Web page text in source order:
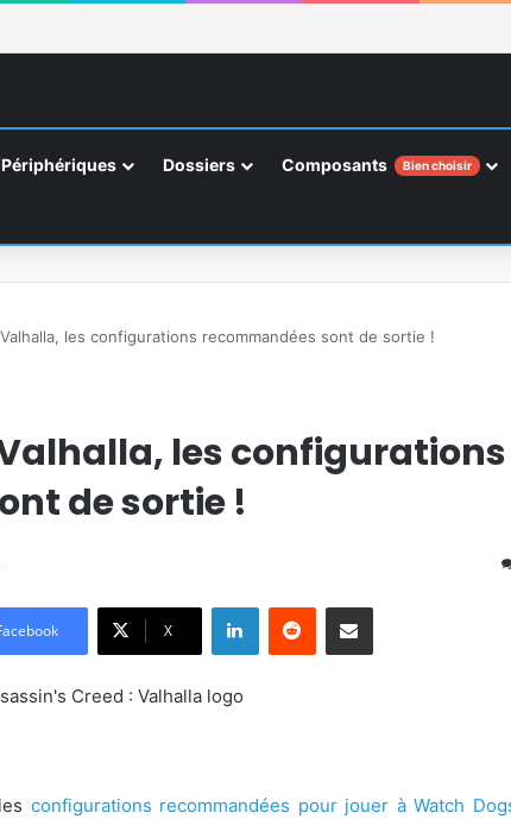
Périphériques Dossiers Composants Bien choisir
Valhalla, les configurations recommandées sont de sortie !
les configurations
de sortie !
X
LinkedinReddit Pargater via Email
configurations recommandées pour jouer à Watch